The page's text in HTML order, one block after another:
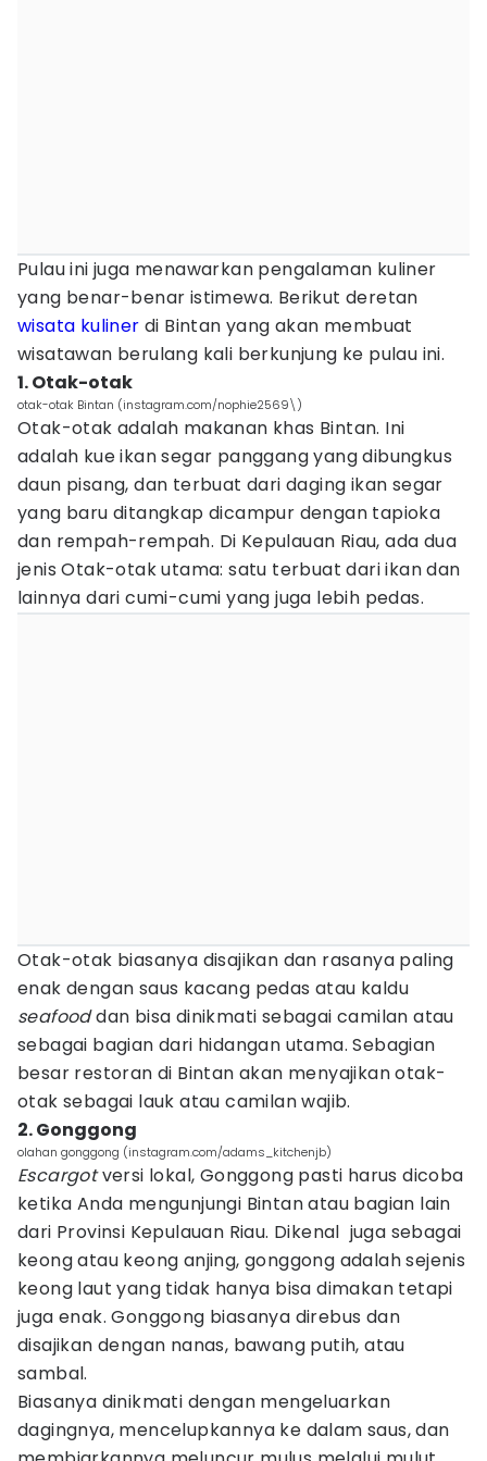
Pulau ini juga menawarkan pengalaman kuliner
yang benar-benar istimewa. Berikut deretan
wisata kuliner di Bintan yang akan membuat
wisatawan berulang kali berkunjung ke pulau ini.
1. Otak-otak
otak-otak Bintan (instagram.com/nophie2569\)
Otak-otak adalah makanan khas Bintan. Ini
adalah kue ikan segar panggang yang dibungkus
daun pisang, dan terbuat dari daging ikan segar
yang baru ditangkap dicampur dengan tapioka
dan rempah-rempah. Di Kepulauan Riau, ada dua
jenis Otak-otak utama: satu terbuat dari ikan dan
lainnya dari cumi-cumi yang juga lebih pedas.
Otak-otak biasanya disajikan dan rasanya paling
enak dengan saus kacang pedas atau kaldu
seafooddan bisa dinikmati sebagai camilan atau
sebagai bagian dari hidangan utama. Sebagian
besar restoran di Bintan akan menyajikan otak-
otak sebagai lauk atau camilan wajib.
2. Gonggong
olahan gonggong (instagram.com/adams_kitchenjb)
Escargotversi lokal, Gonggong pasti harus dicoba
ketika Anda mengunjungi Bintan atau bagian lain
dari Provinsi Kepulauan Riau. Dikenal juga sebagai
keong atau keong anjing, gonggong adalah sejenis
keong laut yang tidak hanya bisa dimakan tetapi
juga enak. Gonggong biasanya direbus dan
disajikan dengan nanas, bawang putih, atau
sambal.
Biasanya dinikmati dengan mengeluarkan
dagingnya, mencelupkannya ke dalam saus, dan